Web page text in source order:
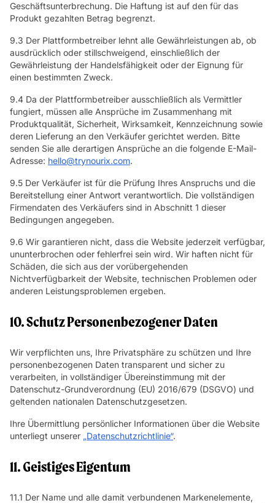
Geschäftsunterbrechung. Die Haftung ist auf den für das
Produkt gezahlten Betrag begrenzt.
9.3 Der Plattformbetreiber lehnt alle Gewährleistungen ab, ob
ausdrücklich oder stillschweigend, einschließlich der
Gewährleistung der Handelsfähigkeit oder der Eignung für
einen bestimmten Zweck.
9.4 Da der Plattformbetreiber ausschließlich als Vermittler
fungiert, müssen alle Ansprüche im Zusammenhang mit
Produktqualität, Sicherheit, Wirksamkeit, Kennzeichnung sowie
deren Lieferung an den Verkäufer gerichtet werden. Bitte
senden Sie alle derartigen Ansprüche an die folgende E-Mail-
Adresse: hello@trynourix.com.
9.5 Der Verkäufer ist für die Prüfung Ihres Anspruchs und die
Bereitstellung einer Antwort verantwortlich. Die vollständigen
Firmendaten des Verkäufers sind in Abschnitt 1 dieser
Bedingungen angegeben.
9.6 Wir garantieren nicht, dass die Website jederzeit verfügbar,
ununterbrochen oder fehlerfrei sein wird. Wir haften nicht für
Schäden, die sich aus der vorübergehenden
Nichtverfügbarkeit der Website, technischen Problemen oder
anderen Leistungsproblemen ergeben.
10. Schutz Personenbezogener Daten
Wir verpflichten uns, Ihre Privatsphäre zu schützen und Ihre
personenbezogenen Daten transparent und sicher zu
verarbeiten, in vollständiger Übereinstimmung mit der
Datenschutz-Grundverordnung (EU) 2016/679 (DSGVO) und
geltenden nationalen Datenschutzgesetzen.
Ihre Übermittlung persönlicher Informationen über die Website
unterliegt unserer „Datenschutzrichtlinie“.
11. Geistiges Eigentum
11.1 Der Name und alle damit verbundenen Markenelemente,